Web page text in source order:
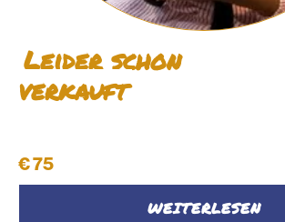
Leider schon
verkauft
€75
WEITERLESEN